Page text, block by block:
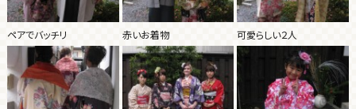
ペアでバッチリ 赤いお着物 可愛らしい２人